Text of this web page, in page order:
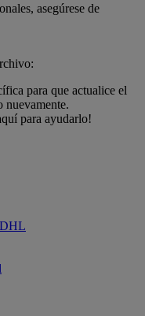
asegúrese de
para que actualice el
nuevamente.
para ayudarlo!